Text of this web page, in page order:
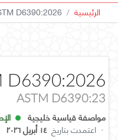
الرئيسية D6390:2026
D6390:2026
ASTM D6390:23
مواصفة قياسية خليجية
· اعتمدت بتاريخ ١٤ أبريل ٢٠٢٦